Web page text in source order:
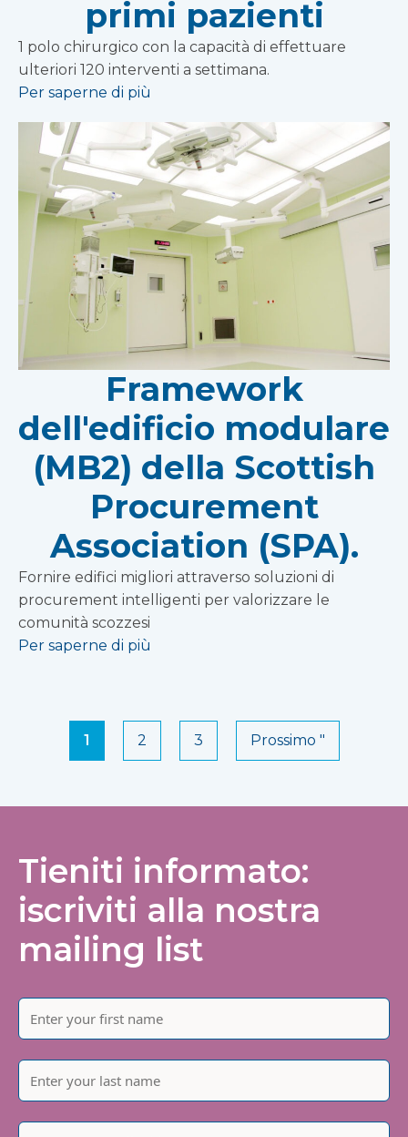
primi pazienti
1 polo chirurgico con la capacità di effettuare
ulteriori 120 interventi a settimana.
Per saperne di più
Framework
dell'edificio modulare
(MB2) della Scottish
Procurement
Association (SPA).
Fornire edifici migliori attraverso soluzioni di
procurement intelligenti per valorizzare le
comunità scozzesi
Per saperne di più
1 2 3 Prossimo "
Tieniti informato:
iscriviti alla nostra
mailing list